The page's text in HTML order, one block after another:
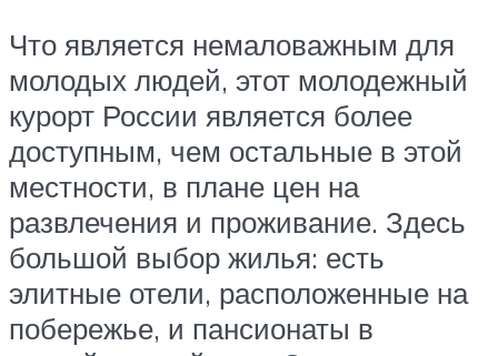
Что является немаловажным для
молодых людей, этот молодежный
курорт России является более
доступным, чем остальные в этой
местности, в плане цен на
развлечения и проживание. Здесь
большой выбор жилья: есть
элитные отели, расположенные на
побережье, и пансионаты в